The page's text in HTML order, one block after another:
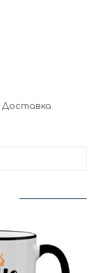
Доставка